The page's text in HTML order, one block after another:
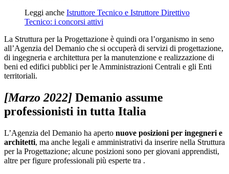
Leggi anche Istruttore Tecnico e Istruttore Direttivo
Tecnico: i concorsi attivi
La Struttura per la Progettazione è quindi ora l’organismo in seno
all’Agenzia del Demanio che si occuperà di servizi di progettazione,
di ingegneria e architettura per la manutenzione e realizzazione di
beni ed edifici pubblici per le Amministrazioni Centrali e gli Enti
territoriali.
[Marzo 2022] Demanio assume
professionisti in tutta Italia
L’Agenzia del Demanio ha aperto nuove posizioni per ingegneri e
architetti, ma anche legali e amministrativi da inserire nella Struttura
per la Progettazione; alcune posizioni sono per giovani apprendisti,
altre per figure professionali più esperte tra .